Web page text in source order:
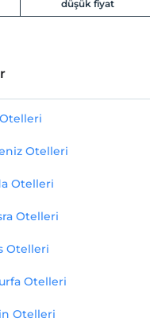
düşük fiyat
Otelleri
Otelleri
Otelleri
Otelleri
Otelleri
Otelleri